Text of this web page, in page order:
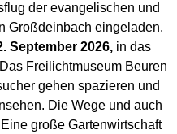
der evangelischen und
Großdeinbach eingeladen.
September 2026, in das
Freilichtmuseum Beuren
gehen spazieren und
Die Wege und auch
große Gartenwirtschaft